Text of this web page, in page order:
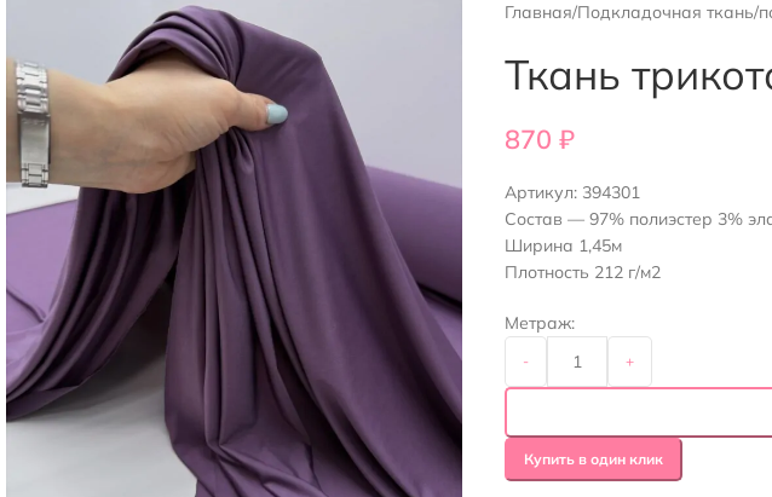
Главная/Подкладочная ткань/
Ткань
870₽
Артикул: 394301
Состав — 97% полиэстер 3%
Ширина 1,45м
Плотность 212 г/м2
Метраж:
- +
Купить в один клик